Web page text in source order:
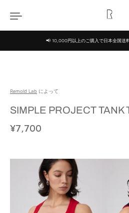
📢 10,000円以上のご購入で日本全国送
SIMPLE PROJECT TANK
Remold Lab によって
定価
¥7,700